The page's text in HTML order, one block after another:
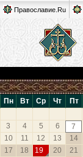
Православие.Ru
Пн Вт Ср Чт Пт
3
4 5 6 7
10
11 12 13 14
17
18 19 20 21